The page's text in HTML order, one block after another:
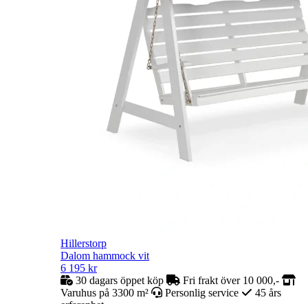
Hillerstorp
Dalom hammock vit
6 195 kr
30 dagars öppet köp
Fri frakt över 10 000,-
Varuhus på 3300 m²
Personlig service
45 års